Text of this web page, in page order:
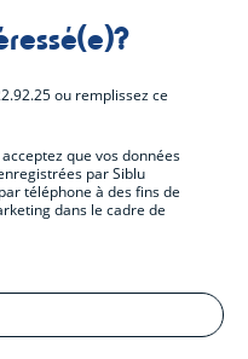
ou remplissez ce
que vos données
par Siblu
téléphone à des fins de
dans le cadre de